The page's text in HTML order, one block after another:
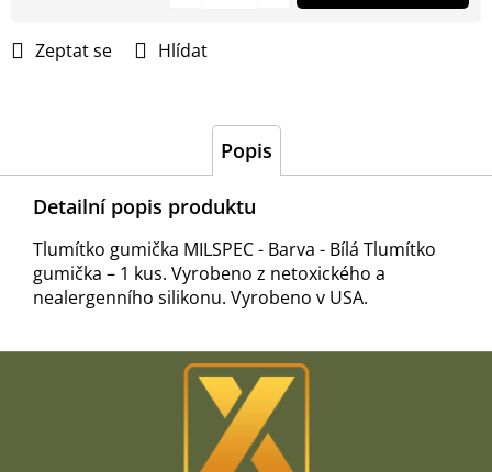
Zeptat se Hlídat
Popis
Detailní popis produktu
Tlumítko gumička MILSPEC - Barva - Bílá Tlumítko
gumička – 1 kus. Vyrobeno z netoxického a
nealergenního silikonu. Vyrobeno v USA.
Z